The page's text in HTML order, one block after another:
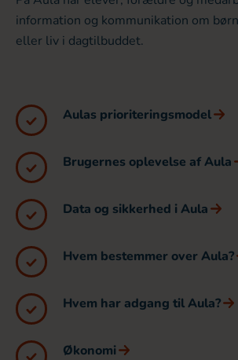
information og kommunikation om
eller liv i dagtilbuddet.
Aulas prioriteringsmodel
Brugernes oplevelse af Aula
Data og sikkerhed i Aula
Hvem bestemmer over Aula?
Hvem har adgang til Aula?
Økonomi